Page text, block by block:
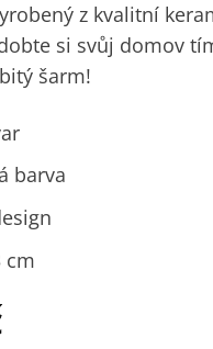
z kvalitní
si svůj domov
šarm!
barva
cm